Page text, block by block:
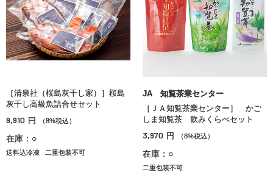
［清泉社（桜島灰干し家）］桜島
灰干し高級魚詰合せセット
9,910 円 （8%税込）
在庫：○
送料込冷凍 二重包装不可
JA 知覧茶業センター
［ＪＡ知覧茶業センター］ かご
しま知覧茶 飲みくらべセット
3,970 円 （8%税込）
在庫：○
二重包装不可